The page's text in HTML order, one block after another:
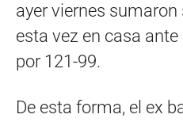
ayer viernes
esta vez en casa ante
por 121-99.
De esta forma, el ex